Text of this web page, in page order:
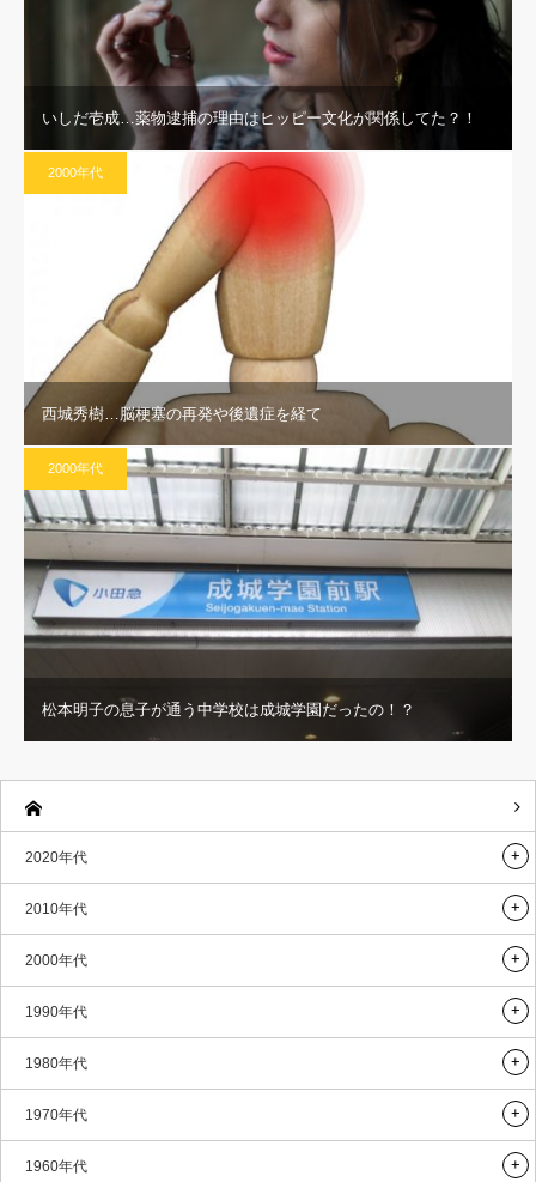
いしだ壱成…薬物逮捕の理由はヒッピー文化が関係してた？！
2000年代
西城秀樹…脳梗塞の再発や後遺症を経て
2000年代
松本明子の息子が通う中学校は成城学園だったの！？
2020年代
2010年代
2000年代
1990年代
1980年代
1970年代
1960年代